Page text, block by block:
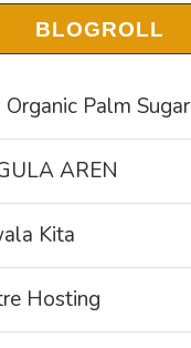
BLOGROLL
Palm Sugar
AREN
Kita
Hosting